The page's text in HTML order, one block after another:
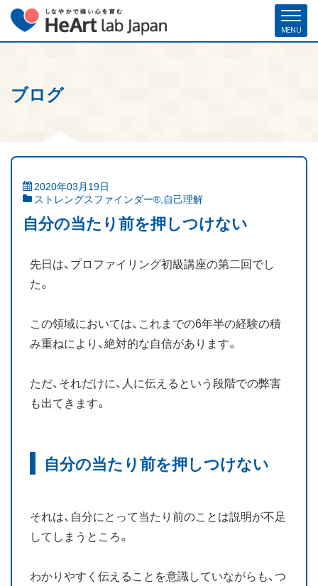
ホーム
クリフトンストレングス®（ストレングスファインダー®）
ストレングスコーチング／セミナー
研修・人材育成／組織開発支援
コーチ紹介
お知らせ
ブログ
ブログ
2020年03月19日
ストレングスファインダー®,自己理解
自分の当たり前を押しつけない
先日は、プロファイリング初級講座の第二回でし
た。
この領域においては、これまでの6年半の経験の積
み重ねにより、絶対的な自信があります。
ただ、それだけに、人に伝えるという段階での弊害
も出てきます。
自分の当たり前を押しつけない
それは、自分にとって当たり前のことは説明が不足
してしまうところ。
わかりやすく伝えることを意識していながらも、つ